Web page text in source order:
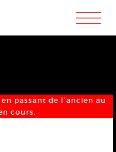
m
passant de l’ancien au
cours.